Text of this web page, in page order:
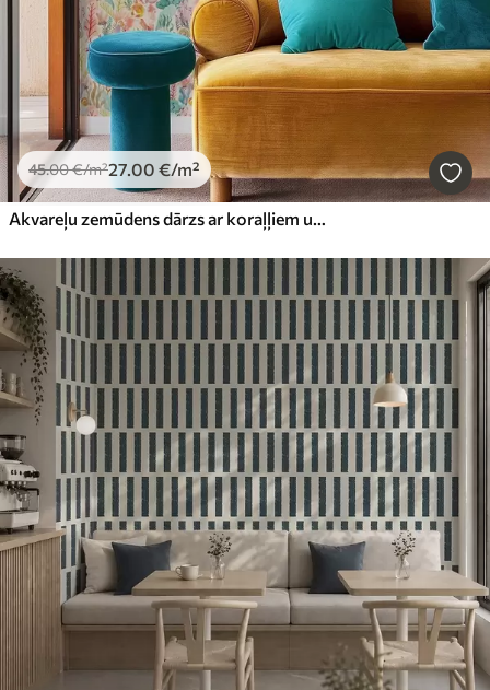
45.00€/m²27.00 €/m²
Akvareļu zemūdens dārzs ar koraļļiem un jūras aļģēm